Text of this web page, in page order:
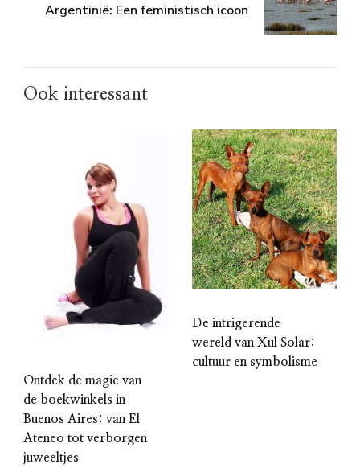
Argentinië: Een feministisch icoon
Ook interessant
Ontdek de magie van
de boekwinkels in
Buenos Aires: van El
Ateneo tot verborgen
juweeltjes
De intrigerende
wereld van Xul Solar:
cultuur en symbolisme